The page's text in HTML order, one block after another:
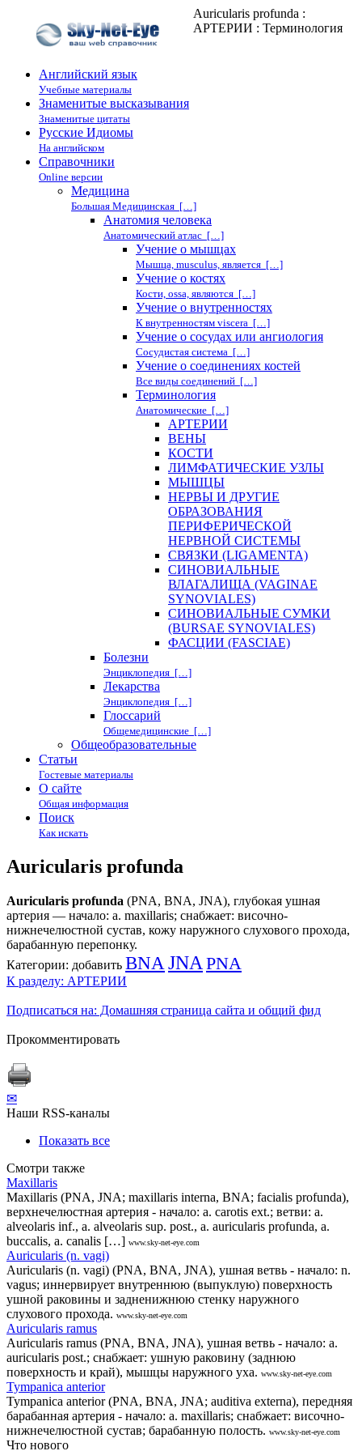
Auricularis profunda :
АРТЕРИИ : Терминология
Английский язык
Учебные материалы
Знаменитые высказывания
Знаменитые цитаты
Русские Идиомы
На английском
Справочники
Online версии
Медицина
Большая Медицинская […]
Анатомия человека
Анатомический атлас […]
Учение о мышцах
Мышца, musculus, является […]
Учение о костях
Кости, ossa, являются […]
Учение о внутренностях
К внутренностям viscera […]
Учение о сосудах или ангиология
Сосудистая система […]
Учение о соединениях костей
Все виды соединений […]
Терминология
Анатомические […]
АРТЕРИИ
ВЕНЫ
КОСТИ
ЛИМФАТИЧЕСКИЕ УЗЛЫ
МЫШЦЫ
НЕРВЫ И ДРУГИЕ
ОБРАЗОВАНИЯ
ПЕРИФЕРИЧЕСКОЙ
НЕРВНОЙ СИСТЕМЫ
СВЯЗКИ (LIGAMENTA)
СИНОВИАЛЬНЫЕ
ВЛАГАЛИЩА (VAGINAE
SYNOVIALES)
СИНОВИАЛЬНЫЕ СУМКИ
(BURSAE SYNOVIALES)
ФАСЦИИ (FASCIAE)
Болезни
Энциклопедия […]
Лекарства
Энциклопедия […]
Глоссарий
Общемедицинские […]
Общеобразовательные
Статьи
Гостевые материалы
О сайте
Общая информация
Поиск
Как искать
Auricularis profunda
Auricularis profunda (PNA, BNA, JNA), глубокая ушная
артерия — начало: a. maxillaris; снабжает: височно-
нижнечелюстной сустав, кожу наружного слухового прохода,
барабанную перепонку.
Категории: добавить BNA JNA PNA
К разделу: АРТЕРИИ
Подписаться на: Домашняя страница сайта и общий фид
Прокомментировать
✉
Наши RSS-каналы
Показать все
Смотри также
Maxillaris
Maxillaris (PNA, JNA; maxillaris interna, BNA; facialis profunda),
верхнечелюстная артерия - начало: a. carotis ext.; ветви: a.
alveolaris inf., a. alveolaris sup. post., a. auricularis profunda, a.
buccalis, a. canalis […] www.sky-net-eye.com
Auricularis (n. vagi)
Auricularis (n. vagi) (PNA, BNA, JNA), ушная ветвь - начало: n.
vagus; иннервирует внутреннюю (выпуклую) поверхность
ушной раковины и задненижнюю стенку наружного
слухового прохода. www.sky-net-eye.com
Auricularis ramus
Auricularis ramus (PNA, BNA, JNA), ушная ветвь - начало: a.
auricularis post.; снабжает: ушную раковину (заднюю
поверхность и край), мышцы наружного уха. www.sky-net-eye.com
Tympanica anterior
Tympanica anterior (PNA, BNA, JNA; auditiva externa), передняя
барабанная артерия - начало: а. maxillaris; снабжает: височно-
нижнечелюстной сустав; барабанную полость. www.sky-net-eye.com
Что нового